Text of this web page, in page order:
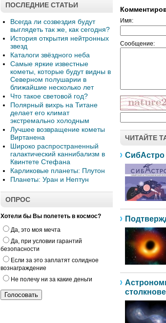
ПОСЛЕДНИЕ СТАТЬИ
Всегда ли созвездия будут
выглядеть так же, как сегодня?
История открытия нейтронных
звезд
Каталоги звёздного неба
Самые яркие известные
кометы, которые будут видны в
Северном полушарии в
ближайшие несколько лет
Что такое световой год?
Полярный вихрь на Титане
делает его климат
экстремально холодным
Лучшее возвращение кометы
Виртанена
Широко распространенный
галактический каннибализм в
Квинтете Стефана
Карликовые планеты: Плутон
Планеты: Уран и Нептун
ОПРОС
Хотели бы Вы полететь в космос?
Да, это моя мечта
Да, при условии гарантий
безопасности
Если за это заплатят солидное
вознаграждение
Не полечу ни за какие деньги
Имя:
Сообщение:
ЧИТАЙТЕ